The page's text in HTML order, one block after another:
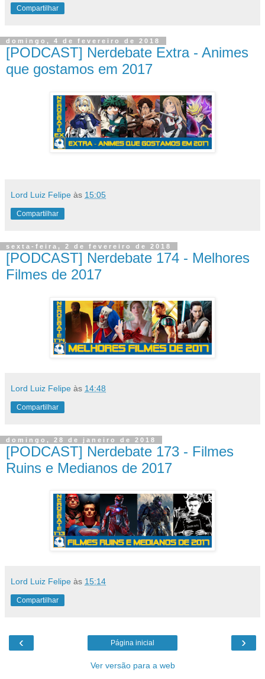
Compartilhar
domingo, 4 de fevereiro de 2018
[PODCAST] Nerdebate Extra - Animes
que gostamos em 2017
Lord Luiz Felipe às 15:05
Compartilhar
sexta-feira, 2 de fevereiro de 2018
[PODCAST] Nerdebate 174 - Melhores
Filmes de 2017
Lord Luiz Felipe às 14:48
Compartilhar
domingo, 28 de janeiro de 2018
[PODCAST] Nerdebate 173 - Filmes
Ruins e Medianos de 2017
Lord Luiz Felipe às 15:14
Compartilhar
‹ ›
Página inicial
Ver versão para a web